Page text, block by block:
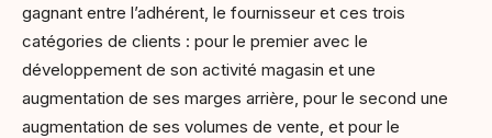
gagnant entre l’adhérent, le fournisseur et ces trois
catégories de clients : pour le premier avec le
développement de son activité magasin et une
augmentation de ses marges arrière, pour le second une
augmentation de ses volumes de vente, et pour le